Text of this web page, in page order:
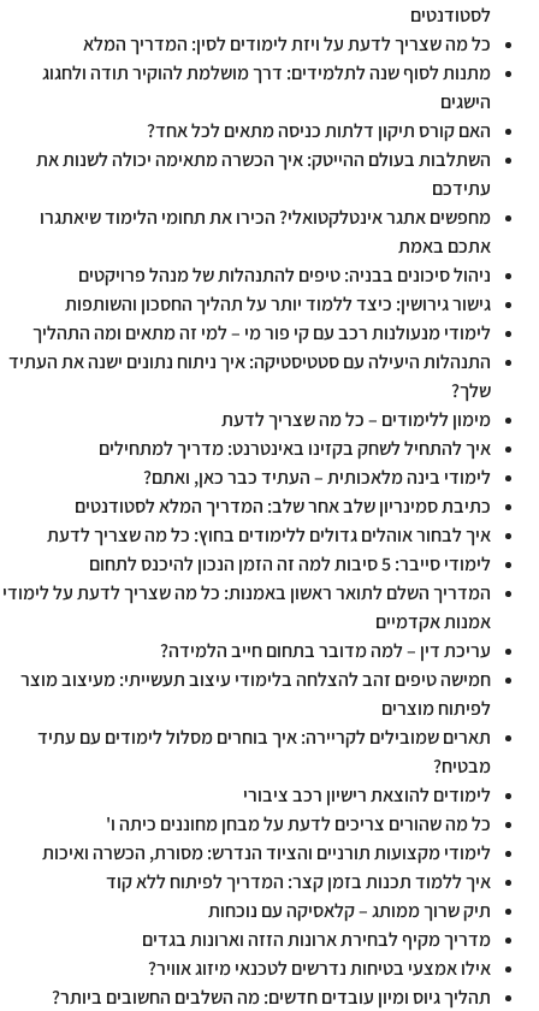
לסטודנטים
כל מה שצריך לדעת על ויזת לימודים לסין: המדריך המלא
מתנות לסוף שנה לתלמידים: דרך מושלמת להוקיר תודה ולחגוג
הישגים
האם קורס תיקון דלתות כניסה מתאים לכל אחד?
השתלבות בעולם ההייטק: איך הכשרה מתאימה יכולה לשנות את
עתידכם
מחפשים אתגר אינטלקטואלי? הכירו את תחומי הלימוד שיאתגרו
אתכם באמת
ניהול סיכונים בבניה: טיפים להתנהלות של מנהל פרויקטים
גישור גירושין: כיצד ללמוד יותר על תהליך החסכון והשותפות
לימודי מנעולנות רכב עם קי פור מי – למי זה מתאים ומה התהליך
התנהלות היעילה עם סטטיסטיקה: איך ניתוח נתונים ישנה את העתיד
שלך?
מימון ללימודים – כל מה שצריך לדעת
איך להתחיל לשחק בקזינו באינטרנט: מדריך למתחילים
לימודי בינה מלאכותית – העתיד כבר כאן, ואתם?
כתיבת סמינריון שלב אחר שלב: המדריך המלא לסטודנטים
איך לבחור אוהלים גדולים ללימודים בחוץ: כל מה שצריך לדעת
לימודי סייבר: 5 סיבות למה זה הזמן הנכון להיכנס לתחום
המדריך השלם לתואר ראשון באמנות: כל מה שצריך לדעת על לימודי
אמנות אקדמיים
עריכת דין – למה מדובר בתחום חייב הלמידה?
חמישה טיפים זהב להצלחה בלימודי עיצוב תעשייתי: מעיצוב מוצר
לפיתוח מוצרים
תארים שמובילים לקריירה: איך בוחרים מסלול לימודים עם עתיד
מבטיח?
לימודים להוצאת רישיון רכב ציבורי
כל מה שהורים צריכים לדעת על מבחן מחוננים כיתה ו'
לימודי מקצועות תורניים והציוד הנדרש: מסורת, הכשרה ואיכות
איך ללמוד תכנות בזמן קצר: המדריך לפיתוח ללא קוד
תיק שרוך ממותג – קלאסיקה עם נוכחות
מדריך מקיף לבחירת ארונות הזזה וארונות בגדים
אילו אמצעי בטיחות נדרשים לטכנאי מיזוג אוויר?
תהליך גיוס ומיון עובדים חדשים: מה השלבים החשובים ביותר?